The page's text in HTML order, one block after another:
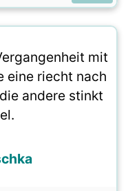
mit
eine riecht nach
andere stinkt